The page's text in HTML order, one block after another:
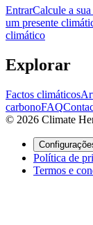
EntrarCalcule a sua
um presente
climático
Explorar
Factos climáticos
carbonoFAQ
© 2026 Climate
Política de
Termos e